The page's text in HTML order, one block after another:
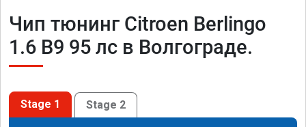
Чип тюнинг Citroen Berlingo
1.6 B9 95 лс в Волгограде.
Stage 1 Stage 2